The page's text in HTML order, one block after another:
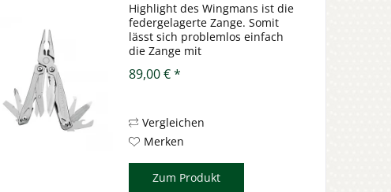
Highlight des Wingmans ist die
federgelagerte Zange. Somit
lässt sich problemlos einfach
die Zange mit
Insbesondere bei für kleinere
Außen mit einer...
89,00 € *
Vergleichen
Merken
Zum Produkt